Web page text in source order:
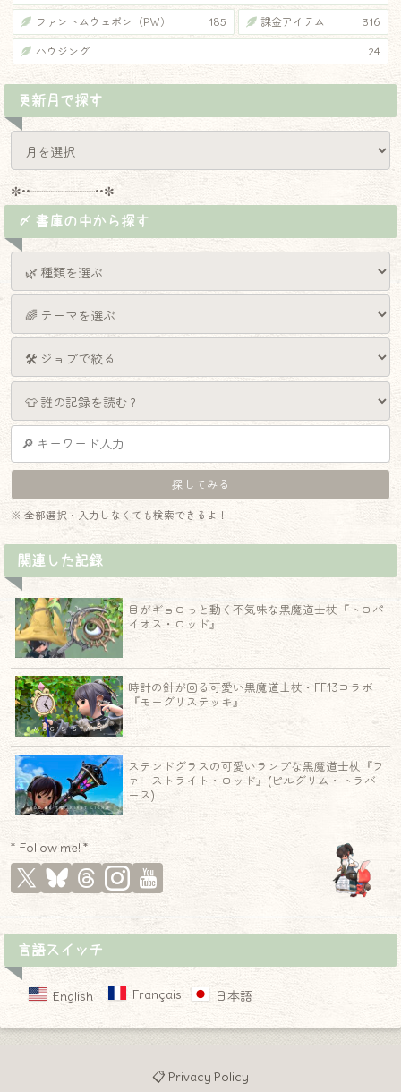
ファントムウェポン（PW） 185 課金アイテム 316
ハウジング 24
更新月で探す
✼••┈┈┈┈┈┈┈┈┈••✼
〆 書庫の中から探す
※ 全部選択・入力しなくても検索できるよ！
関連した記録
目がギョロっと動く不気味な黒魔道士杖『トロパ
イオス・ロッド』
時計の針が回る可愛い黒魔道士杖・FF13コラボ
『モーグリステッキ』
ステンドグラスの可愛いランプな黒魔道士杖『フ
ァーストライト・ロッド』(ピルグリム・トラバ
ース)
* Follow me! *
言語スイッチ
English Français 日本語
📋 Privacy Policy